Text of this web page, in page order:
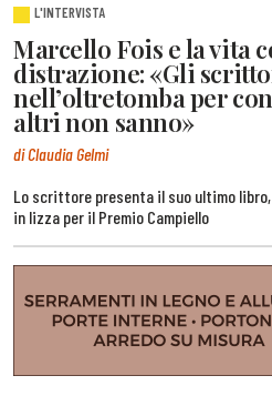
L'INTERVISTA
Marcello Fois e la vita
distrazione: «Gli
nell’oltretomba per
altri non sanno»
di Claudia Gelmi
Lo scrittore presenta il suo ultimo
in lizza per il Premio Campiello